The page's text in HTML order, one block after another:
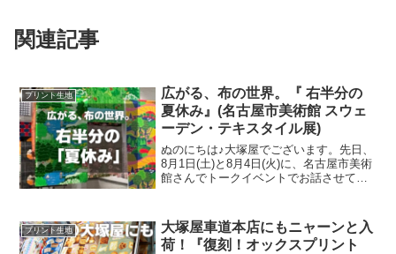
関連記事
プリント生地
広がる、布の世界。『 右半分の
夏休み』(名古屋市美術館 スウェ
ーデン・テキスタイル展)
ぬのにちは♪大塚屋でございます。先日、
8月1日(土)と8月4日(火)に、名古屋市美術
館さんでトークイベントでお話させてい
客さまにご来場いただきましたことを御
礼申し上
プリント生地
大塚屋車道本店にもニャーンと入
荷！『復刻！オックスプリント